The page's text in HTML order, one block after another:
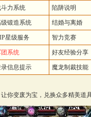
力系统 陷阱说明
锻造系统 结婚与离婚
星级服务 智力竞赛
系统 好友经验分享
信息提示 魔龙制裁技能
你变废为宝，兑换众多精美道